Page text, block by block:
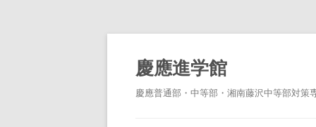
コ
テ
ン
ツ
へ
ス
慶應進学館
慶應普通部・中等部・湘南藤沢中等部対